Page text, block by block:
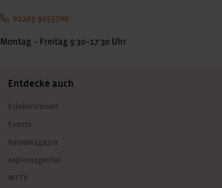
02203-9255700
Montag – Freitag 9:30–17:30 Uhr
Entdecke auch
Erlebnisreisen
Events
ReiseMagazin
explore2gether
WI TV